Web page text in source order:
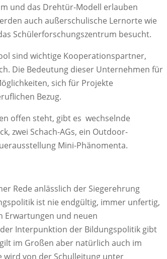
und das Drehtür-Modell erlauben
auch außerschulische Lernorte wie
Schülerforschungszentrum besucht.
sind wichtige Kooperationspartner,
Die Bedeutung dieser Unternehmen für
sich für Projekte
Bezug.
offen steht, gibt es wechselnde
zwei Schach-AGs, ein Outdoor-
Mini-Phänomenta.
Rede anlässlich der Siegerehrung
ist nie endgültig, immer unfertig,
Erwartungen und neuen
Interpunktion der Bildungspolitik gibt
im Großen aber natürlich auch im
wird von der Schulleitung unter